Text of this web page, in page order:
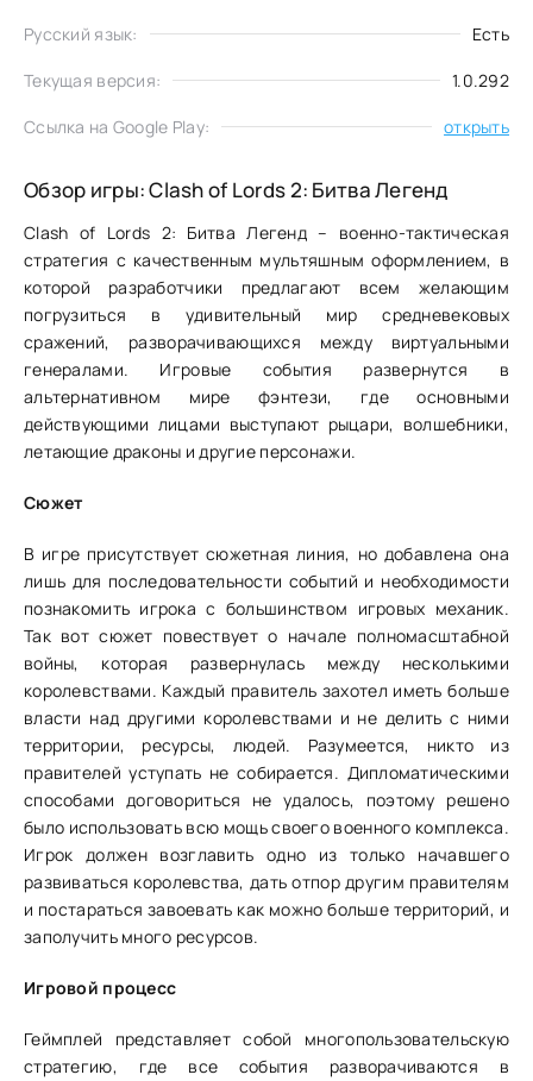
Русский язык: Есть
Текущая версия: 1.0.292
Ссылка на Google Play: открыть
Обзор игры: Clash of Lords 2: Битва Легенд
Clash of Lords 2: Битва Легенд – военно-тактическая
стратегия с качественным мультяшным оформлением, в
которой разработчики предлагают всем желающим
погрузиться в удивительный мир средневековых
сражений, разворачивающихся между виртуальными
генералами. Игровые события развернутся в
альтернативном мире фэнтези, где основными
действующими лицами выступают рыцари, волшебники,
летающие драконы и другие персонажи.
Сюжет
В игре присутствует сюжетная линия, но добавлена она
лишь для последовательности событий и необходимости
познакомить игрока с большинством игровых механик.
Так вот сюжет повествует о начале полномасштабной
войны, которая развернулась между несколькими
королевствами. Каждый правитель захотел иметь больше
власти над другими королевствами и не делить с ними
территории, ресурсы, людей. Разумеется, никто из
правителей уступать не собирается. Дипломатическими
способами договориться не удалось, поэтому решено
было использовать всю мощь своего военного комплекса.
Игрок должен возглавить одно из только начавшего
развиваться королевства, дать отпор другим правителям
и постараться завоевать как можно больше территорий, и
заполучить много ресурсов.
Игровой процесс
Геймплей представляет собой многопользовательскую
стратегию, где все события разворачиваются в